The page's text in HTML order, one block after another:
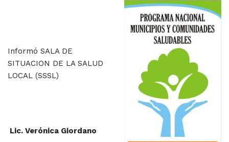
Informó SALA DE
SITUACION DE LA SALUD
LOCAL (SSSL)
Lic. Verónica Giordano